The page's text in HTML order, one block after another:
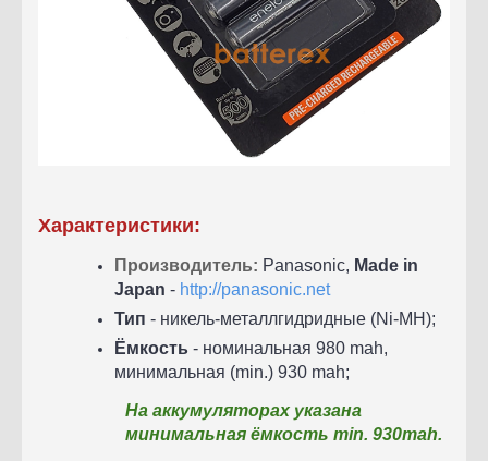
Характеристики:
Производитель: Panasonic, Made in
Japan - http://panasonic.net
Тип - никель-металлгидридные (Ni-MH);
Ёмкость - номинальная 980 mah,
минимальная (min.) 930 mah;
На аккумуляторах указана
минимальная ёмкость min. 930mah.